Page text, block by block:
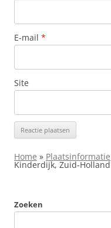
E-mail *
Site
Home » Plaatsinformatie
Kinderdijk, Zuid-Holland
Zoeken